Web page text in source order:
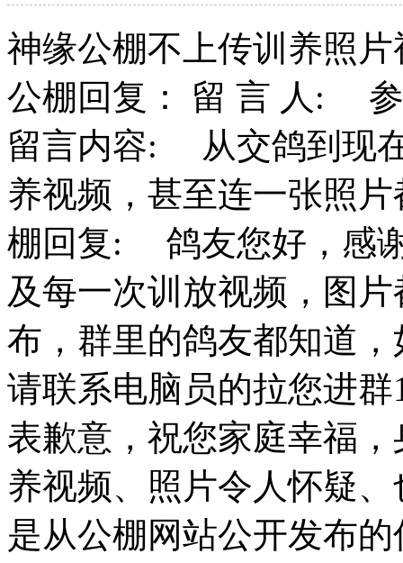
神缘公棚不上传训养照
公棚回复： 留 言 人:
留言内容: 从交鸽到现
养视频，甚至连一张照
棚回复: 鸽友您好，感
及每一次训放视频，图
布，群里的鸽友都知道
请联系电脑员的拉您进群
表歉意，祝您家庭幸福
养视频、照片令人怀疑
是从公棚网站公开发布